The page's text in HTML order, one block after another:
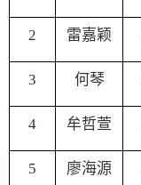
2 雷嘉颖
3 何琴
4 牟哲萱
5 廖海源